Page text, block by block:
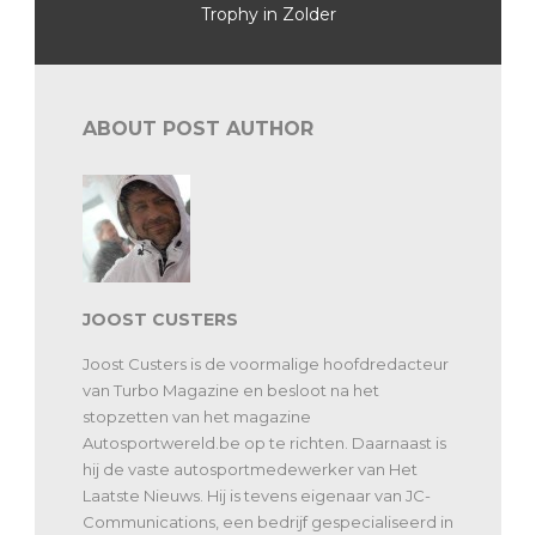
Trophy in Zolder
ABOUT POST AUTHOR
JOOST CUSTERS
Joost Custers is de voormalige hoofdredacteur
van Turbo Magazine en besloot na het
stopzetten van het magazine
Autosportwereld.be op te richten. Daarnaast is
hij de vaste autosportmedewerker van Het
Laatste Nieuws. Hij is tevens eigenaar van JC-
Communications, een bedrijf gespecialiseerd in